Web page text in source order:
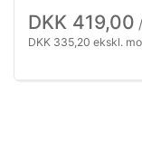
DKK 419,00
DKK 335,20 ekskl.